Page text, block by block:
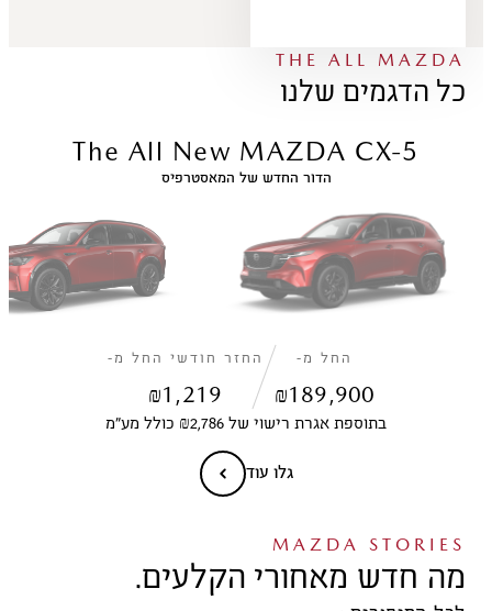
THE ALL MAZDA
כל הדגמים שלנו
The All New MAZDA CX-5
הדור החדש של המאסטרפיס
החל מ-
₪189,900
החזר חודשי החל מ-
₪1,219
בתוספת אגרת רישוי של ₪2,786 כולל מע״מ
גלו עוד
MAZDA STORIES
מה חדש מאחורי הקלעים.